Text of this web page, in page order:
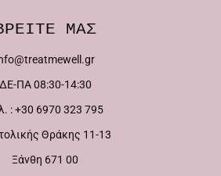
ΜΑΣ
ΔΕ-ΠΑ 08:30-14:30
: +30 6970 323 795
Θράκης 11-13
Ξάνθη 671 00